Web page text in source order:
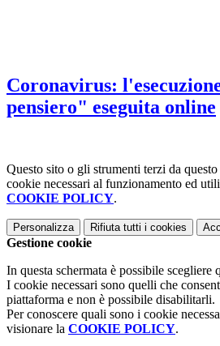
Coronavirus:
pensiero" eseguita online
Questo sito o gli strumenti terzi da
cookie necessari al funzionamento ed
COOKIE POLICY.
Personalizza Rifiuta tutti i cookies
Gestione cookie
In questa schermata è possibile scegliere
I cookie necessari sono quelli che
piattaforma e non è possibile disabilitarli.
Per conoscere quali sono i cookie
visionare la COOKIE POLICY.